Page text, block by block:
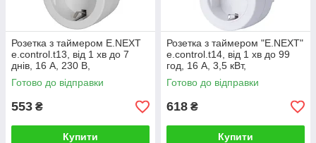
Розетка з таймером E.NEXT
e.control.t13, від 1 хв до 7
днів, 16 А, 230 В,
електронний тижневий
Готово до відправки
553 ₴
Купити
Розетка з таймером "E.NEXT"
e.control.t14, від 1 хв до 99
год, 16 А, 3,5 кВт,
електронний тижневий
інтервальний таймер
Готово до відправки
618 ₴
Купити